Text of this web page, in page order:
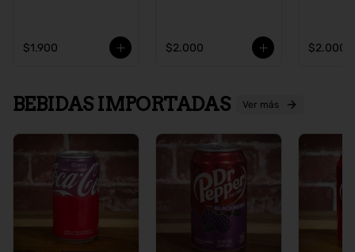
$1.900 $2.000 $2.000
BEBIDAS IMPORTADAS Ver más